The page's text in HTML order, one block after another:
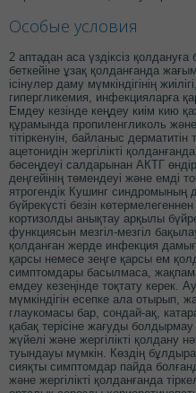
Особые условия
2 аптадан аса үздіксіз
беткейіне ұзақ қолданғанда
ісінулер даму мүмкіндігінің
гипергликемия, инфекцияларға
Емдеу кезінде кеңдеу киім кию
құрамында пропиленгликоль
тітіркенуін, байланыс
ацетонидін жергілікті
бәсеңдеуі салдарынан АКТГ
деңгейінің төмендеуі және емді
ятрогендік Кушинг
бүйрекүсті безін
кортизолды анықтау арқылы
функциясын мезгіл-мезгіл
қолданған жерде инфекция
қарсы немесе зеңге қарсы ем
симптомдары басылмаса,
емдеу кезеңінде тоқтату керек.
мүмкіндігін есепке ала
глаукомасы бар, сондай-ақ,
қабақ терісіне жағуды
жүйелі және жергілікті қолдану
туындауы мүмкін. Көздің
сияқты симптомдар пайда
және жергілікті қолданғанда